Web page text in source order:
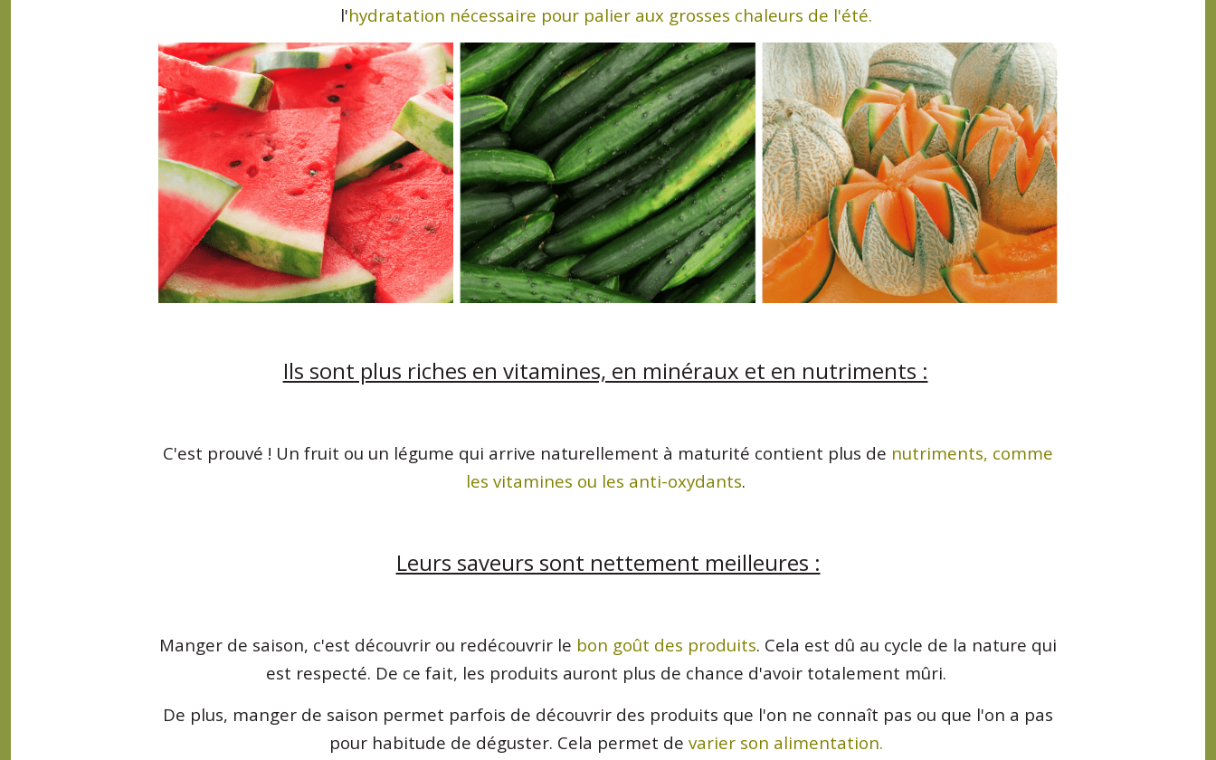
l'hydratation nécessaire pour palier aux grosses chaleurs de l'été.
Ils sont plus riches en vitamines, en minéraux et en nutriments :
C'est prouvé ! Un fruit ou un légume qui arrive naturellement à maturité contient plus de nutriments, comme
les vitamines ou les anti-oxydants.
Leurs saveurs sont nettement meilleures :
Manger de saison, c'est découvrir ou redécouvrir le bon goût des produits. Cela est dû au cycle de la nature qui
est respecté. De ce fait, les produits auront plus de chance d'avoir totalement mûri.
De plus, manger de saison permet parfois de découvrir des produits que l'on ne connaît pas ou que l'on a pas
pour habitude de déguster. Cela permet de varier son alimentation.